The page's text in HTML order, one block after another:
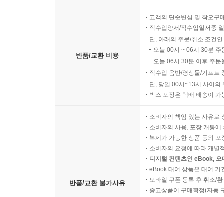
반품/교환 비용
고객의 단순변심 및 착오구
직수입양서/직수입일서중
단, 아래의 주문/취소 조건
오늘 00시 ~ 06시 30분
오늘 06시 30분 이후 주
직수입 음반/영상물/기프트
단, 당일 00시~13시 사이의
박스 포장은 택배 배송이
반품/교환 불가사유
소비자의 책임 있는 사유로
소비자의 사용, 포장 개봉
복제가 가능한 상품 등의
소비자의 요청에 따라 개별
디지털 컨텐츠인 eBook,
eBook 대여 상품은 대여 기
모바일 쿠폰 등록 후 취소/
중고상품이 구매확정(자동